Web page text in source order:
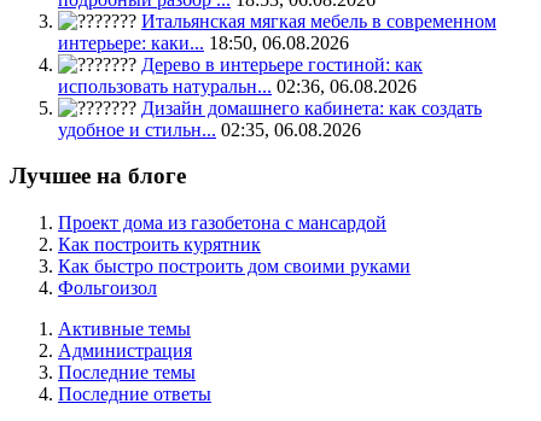
Итальянская мягкая мебель в современном
интерьере: каки... 18:50, 06.08.2026
Дерево в интерьере гостиной: как
использовать натуральн... 02:36, 06.08.2026
Дизайн домашнего кабинета: как создать
удобное и стильн... 02:35, 06.08.2026
Лучшее на блоге
Проект дома из газобетона с мансардой
Как построить курятник
Как быстро построить дом своими руками
Фольгоизол
Активные темы
Администрация
Последние темы
Последние ответы